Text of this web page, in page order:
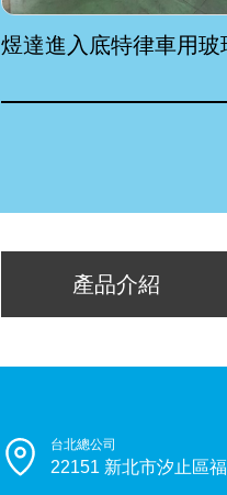
煜達進入底特律車用玻
產品介紹
台北總公司
22151 新北市汐止區